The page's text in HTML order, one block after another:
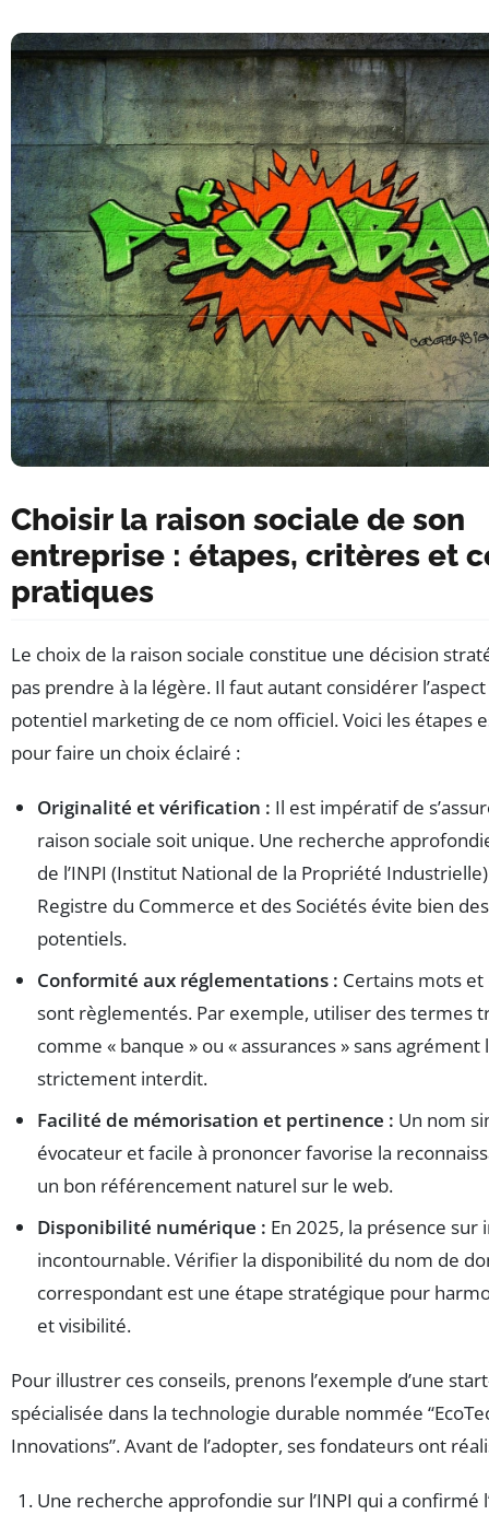
Choisir la raison sociale de son
entreprise : étapes, critères et
pratiques
Le choix de la raison sociale constitue une décision
pas prendre à la légère. Il faut autant considérer
potentiel marketing de ce nom officiel. Voici les étapes
pour faire un choix éclairé :
Originalité et vérification : Il est impératif de
raison sociale soit unique. Une recherche
de l’INPI (Institut National de la Propriété
Registre du Commerce et des Sociétés évite bien
potentiels.
Conformité aux réglementations : Certains mots
sont règlementés. Par exemple, utiliser des termes
comme « banque » ou « assurances » sans agrément
strictement interdit.
Facilité de mémorisation et pertinence : Un nom
évocateur et facile à prononcer favorise la
un bon référencement naturel sur le web.
Disponibilité numérique : En 2025, la présence
incontournable. Vérifier la disponibilité du nom de
correspondant est une étape stratégique pour
et visibilité.
Pour illustrer ces conseils, prenons l’exemple d’une
spécialisée dans la technologie durable nommée
Innovations”. Avant de l’adopter, ses fondateurs ont
Une recherche approfondie sur l’INPI qui a confirmé